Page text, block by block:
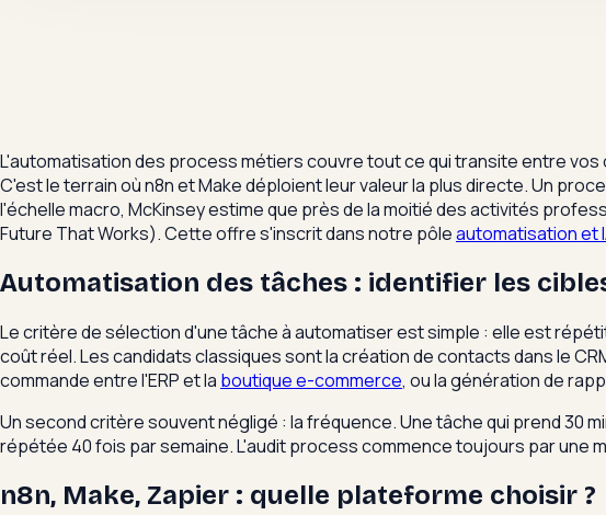
L'automatisation des process métiers couvre tout ce qui transite entre
C'est le terrain où n8n et Make déploient leur valeur la plus directe. Un
l'échelle macro, McKinsey estime que près de la moitié des activités
Future That Works). Cette offre s'inscrit dans notre pôleautomatisation et
Automatisation des tâches : identifier les
Le critère de sélection d'une tâche à automatiser est simple : elle est
coût réel. Les candidats classiques sont la création de contacts dans le
commande entre l'ERP et la boutique e-commerce, ou la génération de
Un second critère souvent négligé : la fréquence. Une tâche qui prend 30
répétée 40 fois par semaine. L'audit process commence toujours par une
n8n, Make, Zapier : quelle plateforme choisir ?